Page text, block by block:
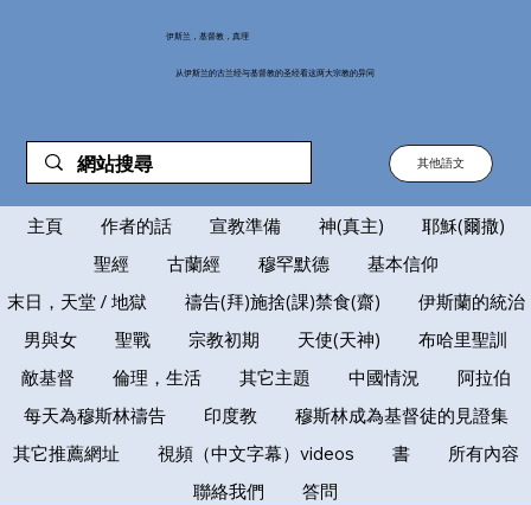
伊斯兰，基督教，真理
从伊斯兰的古兰经与基督教的圣经看这两大宗教的异同
其他語文
主頁 作者的話 宣教準備 神(真主)
耶穌(爾撒)
聖經
古蘭經 穆罕默德
基本信仰
末日，天堂 / 地獄
禱告(拜)施捨(課)禁食(齋)
伊斯蘭的統治
男與女
聖戰 宗教初期 天使(天神)
布哈里聖訓
敵基督
倫理，生活 其它主題 中國情況
阿拉伯
每天為穆斯林禱告
印度教
穆斯林成為基督徒的見證集
其它推薦網址
視頻（中文字幕）videos 書
所有內容
聯絡我們
答問